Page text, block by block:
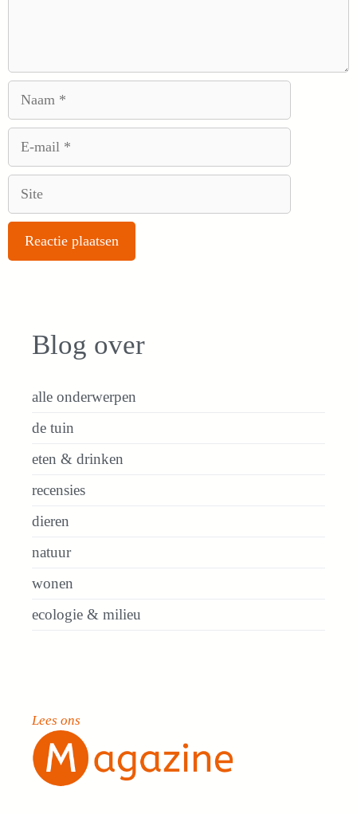
Blog over
alle onderwerpen
de tuin
eten & drinken
recensies
dieren
natuur
wonen
ecologie & milieu
Lees ons